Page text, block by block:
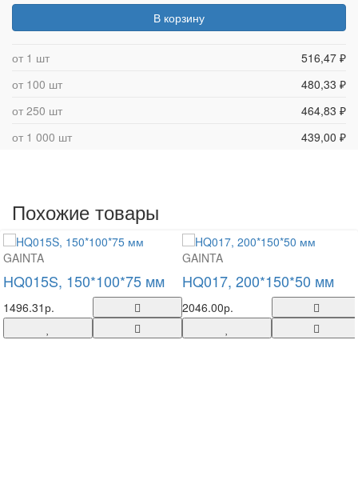
В корзину
от 1 шт
516,47 ₽
от 100 шт
480,33 ₽
от 250 шт
464,83 ₽
от 1 000 шт
439,00 ₽
Похожие товары
GAINTA
HQ015S, 150*100*75 мм
1496.31р.
GAINTA
HQ017, 200*150*50 мм
2046.00р.